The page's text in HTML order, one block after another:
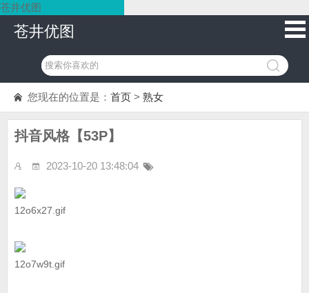
苍井优图
苍井优图
您现在的位置是： 首页 > 熟女
抖音风格【53P】
2023-10-20 13:48:04
12o6x27.gif
12o7w9t.gif